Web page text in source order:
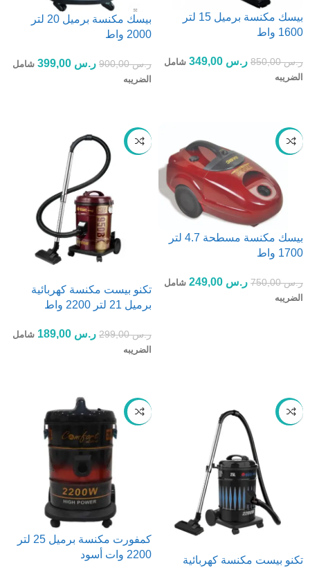
بيسك مكنسة برميل 15 لتر
1600 واط
ر.س850,00 ر.س
شامل
الضريبه
بيسك مكنسة برميل 20 لتر
2000 واط
ر.س900,00 ر.س
شامل
الضريبه
-67%
بيسك مكنسة مسطحة 4.7 لتر
1700 واط
ر.س750,00 ر.س
شامل
الضريبه
-37%
تكنو بيست مكنسة كهربائية
برميل 21 لتر 2200 واط
ر.س299,00 ر.س
شامل
الضريبه
-37%
تكنو بيست مكنسة كهربائية
-70%
كمفورت مكنسة برميل 25 لتر
2200 وات أسود